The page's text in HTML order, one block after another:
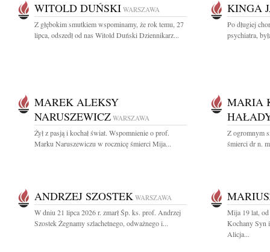
WITOLD DUŃSKI WARSZAWA
Z głębokim smutkiem wspominamy, że rok temu, 27
lipca, odszedł od nas Witold Duński Dziennikarz...
KINGA
Po długiej
psychiatra,
MAREK ALEKSY
NARUSZEWICZ WARSZAWA
Żył z pasją i kochał świat. Wspomnienie o prof.
Marku Naruszewiczu w rocznicę śmierci Mija...
MARIA
Z ogromnym
śmierci dr n.
ANDRZEJ SZOSTEK WARSZAWA
W dniu 21 lipca 2026 r. zmarł Śp. ks. prof. Andrzej
Szostek Żegnamy szlachetnego, odważnego i...
Mija 19 lat,
Kochany Syn
Alicja...